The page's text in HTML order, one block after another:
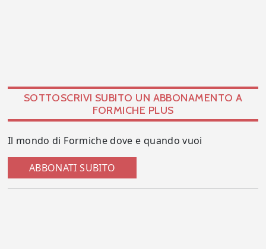
SOTTOSCRIVI SUBITO UN ABBONAMENTO A
FORMICHE PLUS
Il mondo di Formiche dove e quando vuoi
ABBONATI SUBITO